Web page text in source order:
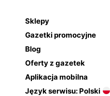
Sklepy
Gazetki promocyjne
Blog
Oferty z gazetek
Aplikacja mobilna
Język serwisu: Polski